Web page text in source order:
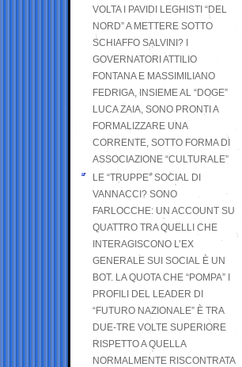
VOLTA I PAVIDI LEGHISTI “DEL
NORD” A METTERE SOTTO
SCHIAFFO SALVINI? I
GOVERNATORI ATTILIO
FONTANA E MASSIMILIANO
FEDRIGA, INSIEME AL “DOGE”
LUCA ZAIA, SONO PRONTI A
FORMALIZZARE UNA
CORRENTE, SOTTO FORMA DI
ASSOCIAZIONE “CULTURALE”
LE “TRUPPE” SOCIAL DI
VANNACCI? SONO
FARLOCCHE: UN ACCOUNT SU
QUATTRO TRA QUELLI CHE
INTERAGISCONO L’EX
GENERALE SUI SOCIAL È UN
BOT. LA QUOTA CHE “POMPA” I
PROFILI DEL LEADER DI
“FUTURO NAZIONALE” È TRA
DUE-TRE VOLTE SUPERIORE
RISPETTO A QUELLA
NORMALMENTE RISCONTRATA